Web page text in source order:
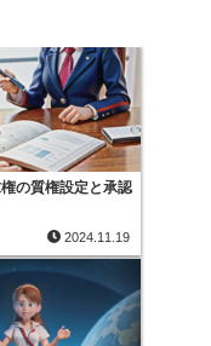
の質権設定と承認
2024.11.19